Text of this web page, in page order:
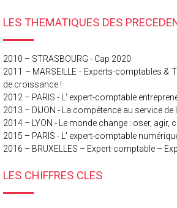
LES THEMATIQUES DES
2010 – STRASBOURG - Cap 2020
2011 – MARSEILLE - Experts-comptables &
de croissance !
2012 – PARIS - L' expert-comptable
2013 – DIJON - La compétence au service
2014 – LYON - Le monde change : oser, agir,
2015 – PARIS - L' expert-comptable
2016 – BRUXELLES – Expert-comptable –
LES CHIFFRES CLES